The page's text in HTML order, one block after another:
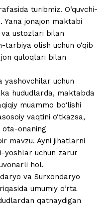
turibmiz. O‘quvchi-
Yana jonajon maktabi
ustozlari bilan
tarbiya olish uchun o‘qib
quloqlari bilan
yashovchilar uchun
hududlarda, maktabda
muammo bo‘lishi
vaqtini o‘tkazsa,
onaning
mavzu. Ayni jihatlarni
yoshlar uchun zarur
hol.
va Surxondaryo
umumiy o‘rta
qatnaydigan